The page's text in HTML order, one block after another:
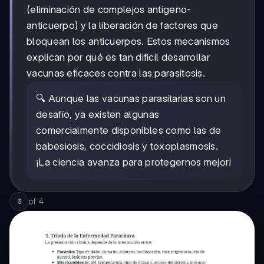
(eliminación de complejos antígeno-
anticuerpo) y la liberación de factores que
bloquean los anticuerpos. Estos mecanismos
explican por qué es tan difícil desarrollar
vacunas eficaces contra las parasitosis.
🔍 Aunque las vacunas parasitarias son un
desafío, ya existen algunas
comercialmente disponibles como las de
babesiosis, coccidiosis y toxoplasmosis.
¡La ciencia avanza para protegernos mejor!
3 of 4